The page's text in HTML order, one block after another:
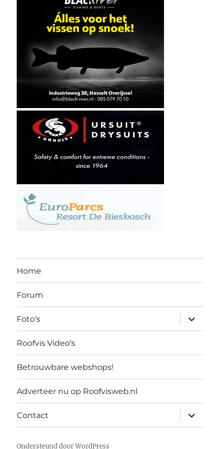
Home
Forum
Foto’s
Roofvis Video’s
Betrouwbare webshops!
Adverteer nu op Roofvisweb.nl
Contact
Ondersteund door WordPress